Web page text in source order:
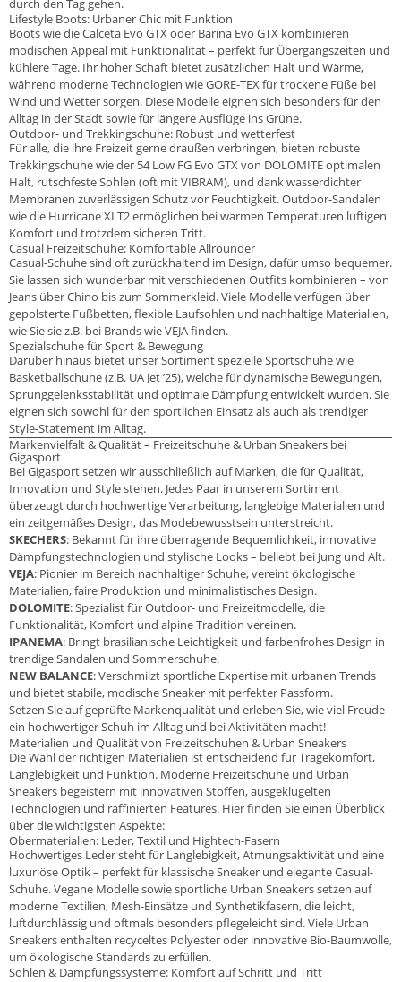
durch den Tag gehen.
Lifestyle Boots: Urbaner Chic mit Funktion
Boots wie die Calceta Evo GTX oder Barina Evo GTX kombinieren
modischen Appeal mit Funktionalität – perfekt für Übergangszeiten und
kühlere Tage. Ihr hoher Schaft bietet zusätzlichen Halt und Wärme,
während moderne Technologien wie GORE-TEX für trockene Füße bei
Wind und Wetter sorgen. Diese Modelle eignen sich besonders für den
Alltag in der Stadt sowie für längere Ausflüge ins Grüne.
Outdoor- und Trekkingschuhe: Robust und wetterfest
Für alle, die ihre Freizeit gerne draußen verbringen, bieten robuste
Trekkingschuhe wie der 54 Low FG Evo GTX von DOLOMITE optimalen
Halt, rutschfeste Sohlen (oft mit VIBRAM), und dank wasserdichter
Membranen zuverlässigen Schutz vor Feuchtigkeit. Outdoor-Sandalen
wie die Hurricane XLT2 ermöglichen bei warmen Temperaturen luftigen
Komfort und trotzdem sicheren Tritt.
Casual Freizeitschuhe: Komfortable Allrounder
Casual-Schuhe sind oft zurückhaltend im Design, dafür umso bequemer.
Sie lassen sich wunderbar mit verschiedenen Outfits kombinieren – von
Jeans über Chino bis zum Sommerkleid. Viele Modelle verfügen über
gepolsterte Fußbetten, flexible Laufsohlen und nachhaltige Materialien,
wie Sie sie z.B. bei Brands wie VEJA finden.
Spezialschuhe für Sport & Bewegung
Darüber hinaus bietet unser Sortiment spezielle Sportschuhe wie
Basketballschuhe (z.B. UA Jet ’25), welche für dynamische Bewegungen,
Sprunggelenksstabilität und optimale Dämpfung entwickelt wurden. Sie
eignen sich sowohl für den sportlichen Einsatz als auch als trendiger
Style-Statement im Alltag.
Markenvielfalt & Qualität – Freizeitschuhe & Urban Sneakers bei
Gigasport
Bei Gigasport setzen wir ausschließlich auf Marken, die für Qualität,
Innovation und Style stehen. Jedes Paar in unserem Sortiment
überzeugt durch hochwertige Verarbeitung, langlebige Materialien und
ein zeitgemäßes Design, das Modebewusstsein unterstreicht.
SKECHERS: Bekannt für ihre überragende Bequemlichkeit, innovative
Dämpfungstechnologien und stylische Looks – beliebt bei Jung und Alt.
VEJA: Pionier im Bereich nachhaltiger Schuhe, vereint ökologische
Materialien, faire Produktion und minimalistisches Design.
DOLOMITE: Spezialist für Outdoor- und Freizeitmodelle, die
Funktionalität, Komfort und alpine Tradition vereinen.
IPANEMA: Bringt brasilianische Leichtigkeit und farbenfrohes Design in
trendige Sandalen und Sommerschuhe.
NEW BALANCE: Verschmilzt sportliche Expertise mit urbanen Trends
und bietet stabile, modische Sneaker mit perfekter Passform.
Setzen Sie auf geprüfte Markenqualität und erleben Sie, wie viel Freude
ein hochwertiger Schuh im Alltag und bei Aktivitäten macht!
Materialien und Qualität von Freizeitschuhen & Urban Sneakers
Die Wahl der richtigen Materialien ist entscheidend für Tragekomfort,
Langlebigkeit und Funktion. Moderne Freizeitschuhe und Urban
Sneakers begeistern mit innovativen Stoffen, ausgeklügelten
Technologien und raffinierten Features. Hier finden Sie einen Überblick
über die wichtigsten Aspekte:
Obermaterialien: Leder, Textil und Hightech-Fasern
Hochwertiges Leder steht für Langlebigkeit, Atmungsaktivität und eine
luxuriöse Optik – perfekt für klassische Sneaker und elegante Casual-
Schuhe. Vegane Modelle sowie sportliche Urban Sneakers setzen auf
moderne Textilien, Mesh-Einsätze und Synthetikfasern, die leicht,
luftdurchlässig und oftmals besonders pflegeleicht sind. Viele Urban
Sneakers enthalten recyceltes Polyester oder innovative Bio-Baumwolle,
um ökologische Standards zu erfüllen.
Sohlen & Dämpfungssysteme: Komfort auf Schritt und Tritt